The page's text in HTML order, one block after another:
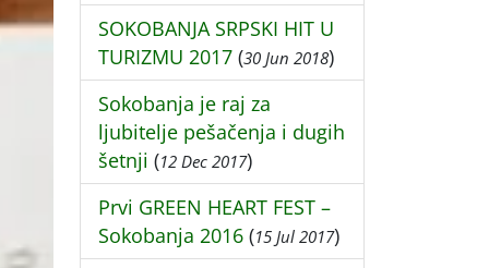
SOKOBANJA SRPSKI HIT U
TURIZMU 2017 (30 Jun 2018)
Sokobanja je raj za
ljubitelje pešačenja i dugih
šetnji (12 Dec 2017)
Prvi GREEN HEART FEST –
Sokobanja 2016 (15 Jul 2017)